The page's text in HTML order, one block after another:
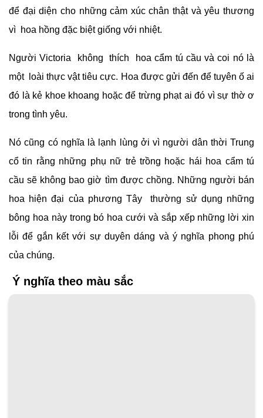
để đại diện cho những cảm xúc chân thật và yêu thương
vì hoa hồng đặc biệt giống với nhiệt.
Người Victoria không thích hoa cẩm tú cầu và coi nó là
một loài thực vật tiêu cực. Hoa được gửi đến để tuyên ố ai
đó là kẻ khoe khoang hoặc để trừng phạt ai đó vì sự thờ ơ
trong tình yêu.
Nó cũng có nghĩa là lạnh lùng ởi vì người dân thời Trung
cổ tin rằng những phụ nữ trẻ trồng hoặc hái hoa cẩm tú
cầu sẽ không bao giờ tìm được chồng. Những người bán
hoa hiện đại của phương Tây thường sử dụng những
bông hoa này trong bó hoa cưới và sắp xếp những lời xin
lỗi để gắn kết với sự duyên dáng và ý nghĩa phong phú
của chúng.
Ý nghĩa theo màu sắc